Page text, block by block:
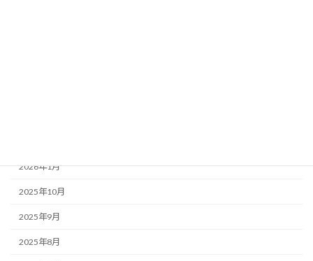
2026年1月
2025年10月
2025年9月
2025年8月